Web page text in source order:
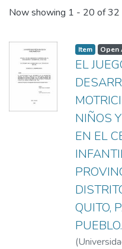
Now showing 1 - 20 of 32
Item Open
EL
NIÑOS
EN EL
QUITO,
(